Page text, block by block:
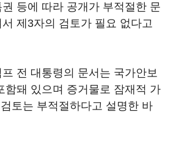
등에 따라 공개가 부적절한 문
제3자의 검토가 필요 없다고
전 대통령의 문서는 국가안보
함돼 있으며 증거물로 잠재적 가
토는 부적절하다고 설명한 바